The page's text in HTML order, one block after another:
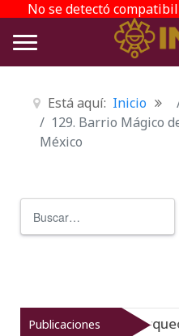
No se detectó
Está aquí: Inicio
129. Barrio Mágico
México
Publicaciones
el patrimonio